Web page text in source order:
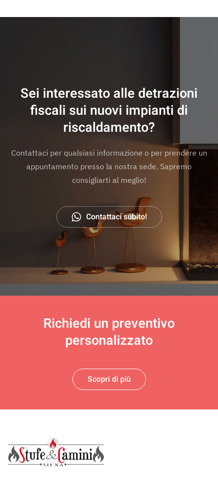
Sei interessato alle detrazioni
fiscali sui nuovi impianti di
riscaldamento?
Contattaci per qualsiasi informazione o per prendere un
appuntamento presso la nostra sede. Sapremo
consigliarti al meglio!
Contattaci subito!
Richiedi un preventivo
personalizzato
Scopri di più